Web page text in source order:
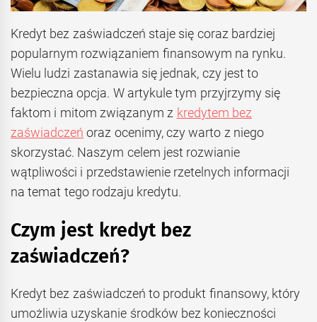
Kredyt bez zaświadczeń staje się coraz bardziej
popularnym rozwiązaniem finansowym na rynku.
Wielu ludzi zastanawia się jednak, czy jest to
bezpieczna opcja. W artykule tym przyjrzymy się
faktom i mitom związanym z kredytem bez
zaświadczeń oraz ocenimy, czy warto z niego
skorzystać. Naszym celem jest rozwianie
wątpliwości i przedstawienie rzetelnych informacji
na temat tego rodzaju kredytu.
Czym jest kredyt bez
zaświadczeń?
Kredyt bez zaświadczeń to produkt finansowy, który
umożliwia uzyskanie środków bez konieczności